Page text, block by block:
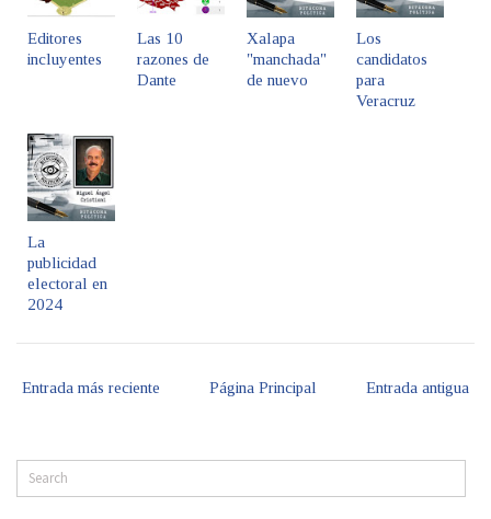
Editores
incluyentes
Las 10
razones de
Dante
Xalapa
"manchada"
de nuevo
Los
candidatos
para
Veracruz
La
publicidad
electoral en
2024
Entrada más reciente Entrada antigua
Página Principal